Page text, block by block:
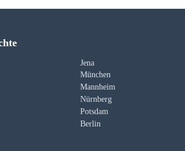
Jena
München
Mannheim
Nürnberg
Potsdam
Berlin